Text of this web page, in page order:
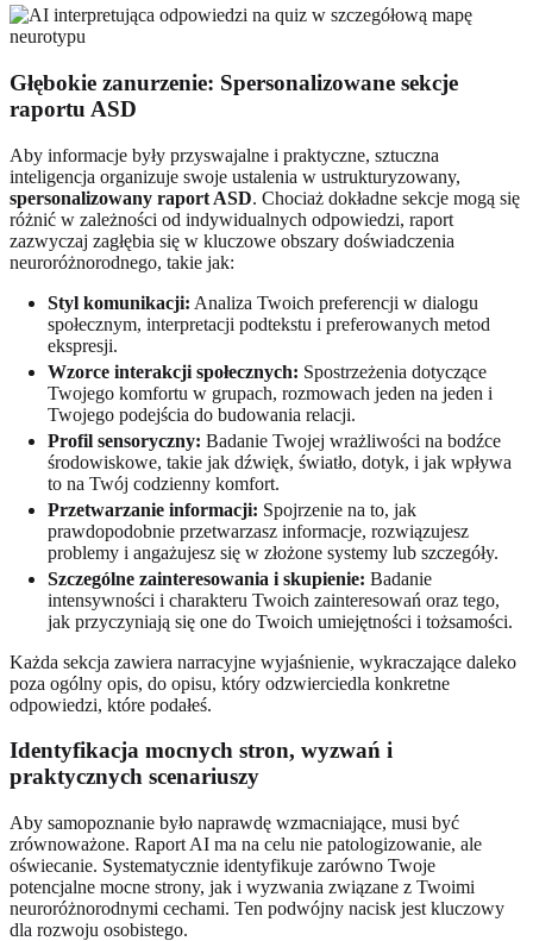
Głębokie zanurzenie: Spersonalizowane sekcje
raportu ASD
Aby informacje były przyswajalne i praktyczne, sztuczna
inteligencja organizuje swoje ustalenia w ustrukturyzowany,
spersonalizowany raport ASD. Chociaż dokładne sekcje mogą się
różnić w zależności od indywidualnych odpowiedzi, raport
zazwyczaj zagłębia się w kluczowe obszary doświadczenia
neuroróżnorodnego, takie jak:
Styl komunikacji: Analiza Twoich preferencji w dialogu
społecznym, interpretacji podtekstu i preferowanych metod
ekspresji.
Wzorce interakcji społecznych: Spostrzeżenia dotyczące
Twojego komfortu w grupach, rozmowach jeden na jeden i
Twojego podejścia do budowania relacji.
Profil sensoryczny: Badanie Twojej wrażliwości na bodźce
środowiskowe, takie jak dźwięk, światło, dotyk, i jak wpływa
to na Twój codzienny komfort.
Przetwarzanie informacji: Spojrzenie na to, jak
prawdopodobnie przetwarzasz informacje, rozwiązujesz
problemy i angażujesz się w złożone systemy lub szczegóły.
Szczególne zainteresowania i skupienie: Badanie
intensywności i charakteru Twoich zainteresowań oraz tego,
jak przyczyniają się one do Twoich umiejętności i tożsamości.
Każda sekcja zawiera narracyjne wyjaśnienie, wykraczające daleko
poza ogólny opis, do opisu, który odzwierciedla konkretne
odpowiedzi, które podałeś.
Identyfikacja mocnych stron, wyzwań i
praktycznych scenariuszy
Aby samopoznanie było naprawdę wzmacniające, musi być
zrównoważone. Raport AI ma na celu nie patologizowanie, ale
oświecanie. Systematycznie identyfikuje zarówno Twoje
potencjalne mocne strony, jak i wyzwania związane z Twoimi
neuroróżnorodnymi cechami. Ten podwójny nacisk jest kluczowy
dla rozwoju osobistego.